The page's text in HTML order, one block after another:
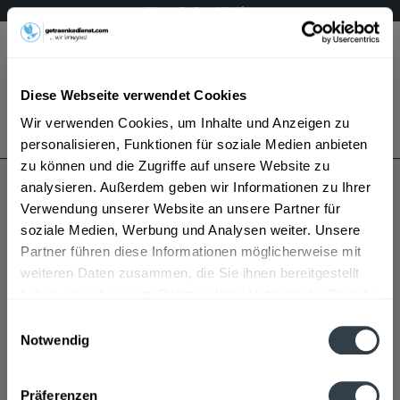
Diese Webseite verwendet Cookies
Wir verwenden Cookies, um Inhalte und Anzeigen zu
personalisieren, Funktionen für soziale Medien anbieten
zu können und die Zugriffe auf unsere Website zu
analysieren. Außerdem geben wir Informationen zu Ihrer
Verwendung unserer Website an unsere Partner für
soziale Medien, Werbung und Analysen weiter. Unsere
Partner führen diese Informationen möglicherweise mit
weiteren Daten zusammen, die Sie ihnen bereitgestellt
Notwendig
Präferenzen
Mo – Fr 9 – 17 Uhr
Menü
Bestellung widerrufen
Es gilt unsere Datenschutzerklärung
Ruppert-Deginther
Ruppert-Deginther wird in den folgenden Regionen,
Städten, Orten und Postleitzahl-Gebieten geliefert